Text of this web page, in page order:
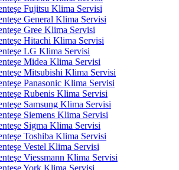
Fujitsu Klima Servisi
General Klima Servisi
Gree Klima Servisi
Hitachi Klima Servisi
LG Klima Servisi
Midea Klima Servisi
Mitsubishi Klima Servisi
Panasonic Klima Servisi
Rubenis Klima Servisi
Samsung Klima Servisi
Siemens Klima Servisi
Sigma Klima Servisi
Toshiba Klima Servisi
Vestel Klima Servisi
Viessmann Klima Servisi
York Klima Servisi